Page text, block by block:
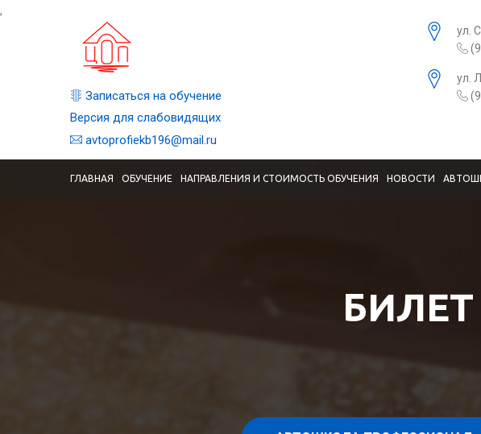
,
Записаться на обучение
Версия для слабовидящих
avtoprofiekb196@mail.ru
ул.
ул.
ГЛАВНАЯ ОБУЧЕНИЕ НАПРАВЛЕНИЯ И СТОИМОСТЬ ОБУЧЕНИЯ НОВОСТИ
БИЛЕТ